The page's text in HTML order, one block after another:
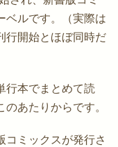
ベルです。（実際は
行開始とほぼ同時だ
行本でまとめて読
あたりからです。
コミックスが発行さ